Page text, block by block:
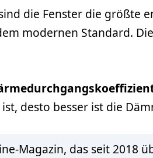
die Fenster die größte
modernen Standard.
desto besser ist die
Magazin, das seit